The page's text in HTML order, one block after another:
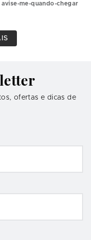
avise-me-quando-chegar
ofertas e dicas de